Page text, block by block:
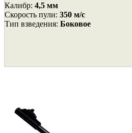
Калибр: 4,5 мм
Cкорость пули: 350 м/с
Тип взведения: Боковое